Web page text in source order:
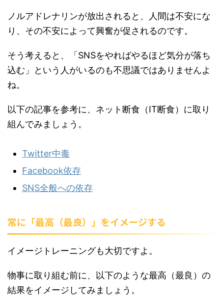
ノルアドレナリンが放出されると、人間は不安にな
り、その不安によって興奮が促されるのです。
そう考えると、「SNSをやればやるほど気分が落ち
込む」という人がいるのも不思議ではありませんよ
ね。
以下の記事を参考に、ネット断食（IT断食）に取り
組んでみましょう。
Twitter中毒
Facebook依存
SNS全般への依存
常に「最高（最良）」をイメージする
イメージトレーニングも大切ですよ。
物事に取り組む前に、以下のような最高（最良）の
結果をイメージしてみましょう。